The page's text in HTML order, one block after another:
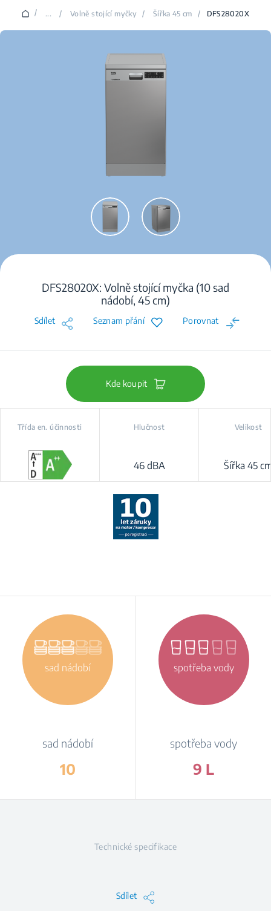
/ ... / Volně stojící myčky / Šířka 45 cm / DFS28020X
DFS28020X: Volně stojící myčka (10 sad
nádobí, 45 cm)
Sdílet Seznam přání Porovnat
Kde koupit
Třída en. účinnosti Hlučnost
46 dBA
Velikost
Šířka 45
sad nádobí
sad nádobí
10
spotřeba vody
spotřeba vody
9 L
Technické specifikace
Sdílet